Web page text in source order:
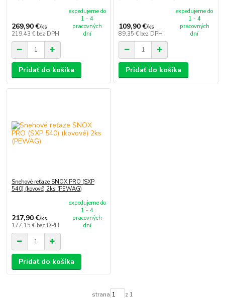
269,90 €/ks
219,43 € bez DPH
expedujeme do
1 - 4
pracovných
dní
Pridať do košíka
109,90 €/ks
89,35 € bez DPH
expedujeme do
1 - 4
pracovných
dní
Pridať do košíka
Snehové reťaze SNOX PRO (SXP
540) (kovové) 2ks (PEWAG)
217,90 €/ks
177,15 € bez DPH
expedujeme do
1 - 4
pracovných
dní
Pridať do košíka
strana z 1